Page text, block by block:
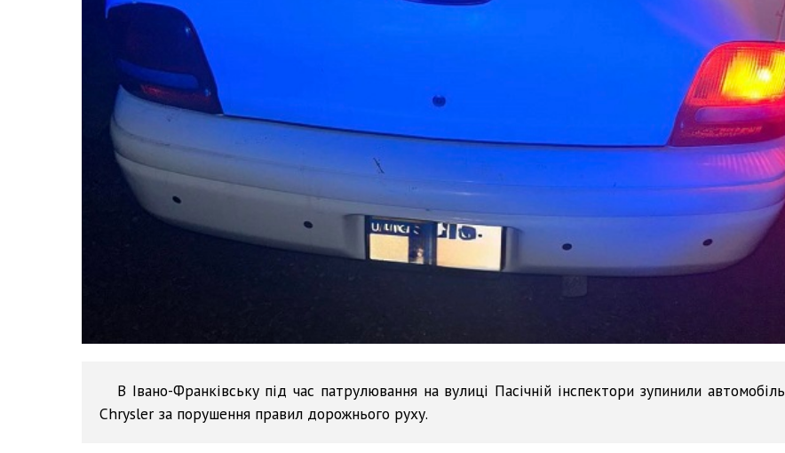
В Івано-Франківську під час патрулювання на вулиці Пасічній інспектори зупинили автомобіль
Chrysler за порушення правил дорожнього руху.